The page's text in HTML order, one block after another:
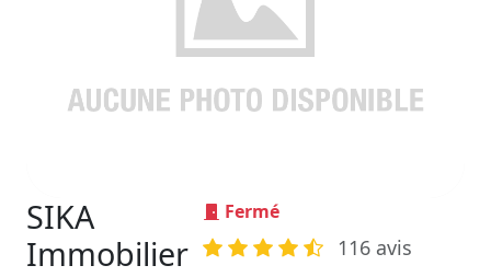
Fermé
116 avis
SIKA
Immobilier